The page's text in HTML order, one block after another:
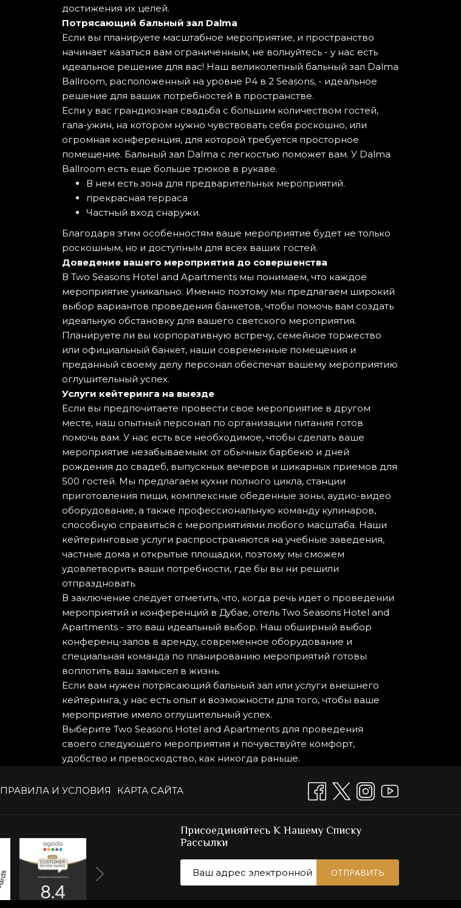
достижения их целей.
Потрясающий бальный зал Dalma
Если вы планируете масштабное мероприятие, и пространство
начинает казаться вам ограниченным, не волнуйтесь - у нас есть
идеальное решение для вас! Наш великолепный бальный зал Dalma
Ballroom, расположенный на уровне P4 в 2 Seasons, - идеальное
решение для ваших потребностей в пространстве.
Если у вас грандиозная свадьба с большим количеством гостей,
гала-ужин, на котором нужно чувствовать себя роскошно, или
огромная конференция, для которой требуется просторное
помещение. Бальный зал Dalma с легкостью поможет вам. У Dalma
Ballroom есть еще больше трюков в рукаве.
В нем есть зона для предварительных мероприятий.
прекрасная терраса
Частный вход снаружи.
Благодаря этим особенностям ваше мероприятие будет не только
роскошным, но и доступным для всех ваших гостей.
Доведение вашего мероприятия до совершенства
В Two Seasons Hotel and Apartments мы понимаем, что каждое
мероприятие уникально. Именно поэтому мы предлагаем широкий
выбор вариантов проведения банкетов, чтобы помочь вам создать
идеальную обстановку для вашего светского мероприятия.
Планируете ли вы корпоративную встречу, семейное торжество
или официальный банкет, наши современные помещения и
преданный своему делу персонал обеспечат вашему мероприятию
оглушительный успех.
Услуги кейтеринга на выезде
Если вы предпочитаете провести свое мероприятие в другом
месте, наш опытный персонал по организации питания готов
помочь вам. У нас есть все необходимое, чтобы сделать ваше
мероприятие незабываемым: от обычных барбекю и дней
рождения до свадеб, выпускных вечеров и шикарных приемов для
500 гостей. Мы предлагаем кухни полного цикла, станции
приготовления пищи, комплексные обеденные зоны, аудио-видео
оборудование, а также профессиональную команду кулинаров,
способную справиться с мероприятиями любого масштаба. Наши
кейтеринговые услуги распространяются на учебные заведения,
частные дома и открытые площадки, поэтому мы сможем
удовлетворить ваши потребности, где бы вы ни решили
отпраздновать.
В заключение следует отметить, что, когда речь идет о проведении
мероприятий и конференций в Дубае, отель Two Seasons Hotel and
Apartments - это ваш идеальный выбор. Наш обширный выбор
конференц-залов в аренду, современное оборудование и
специальная команда по планированию мероприятий готовы
воплотить ваш замысел в жизнь.
Если вам нужен потрясающий бальный зал или услуги внешнего
кейтеринга, у нас есть опыт и возможности для того, чтобы ваше
мероприятие имело оглушительный успех.
Выберите Two Seasons Hotel and Apartments для проведения
своего следующего мероприятия и почувствуйте комфорт,
удобство и превосходство, как никогда раньше.
ПРАВИЛА И УСЛОВИЯ КАРТА САЙТА
Присоединяйтесь К Нашему Списку
Рассылки
ОТПРАВИТЬ